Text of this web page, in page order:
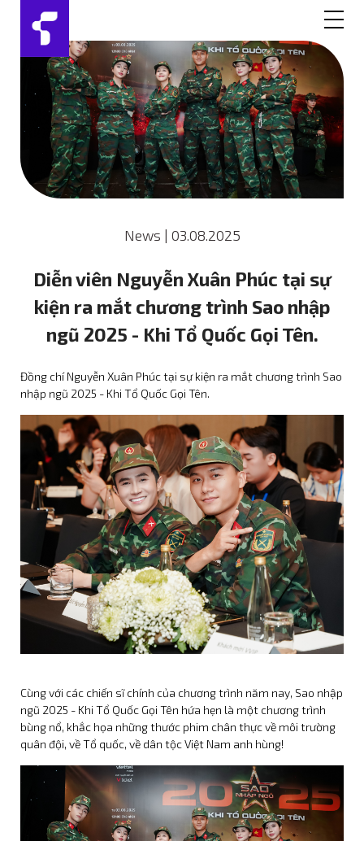
News | 03.08.2025
Diễn viên Nguyễn Xuân Phúc tại sự
kiện ra mắt chương trình Sao nhập
ngũ 2025 - Khi Tổ Quốc Gọi Tên.
Đồng chí Nguyễn Xuân Phúc tại sự kiện ra mắt chương trình Sao
nhập ngũ 2025 - Khi Tổ Quốc Gọi Tên.
Cùng với các chiến sĩ chính của chương trình năm nay, Sao nhập
ngũ 2025 - Khi Tổ Quốc Gọi Tên hứa hẹn là một chương trình
bùng nổ, khắc họa những thước phim chân thực về môi trường
quân đội, về Tổ quốc, về dân tộc Việt Nam anh hùng!